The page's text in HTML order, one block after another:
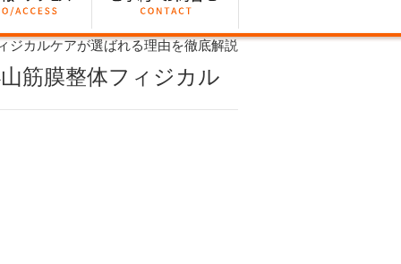
ジカルケアが選ばれる理由を徹底解説
筋膜整体フィジカル